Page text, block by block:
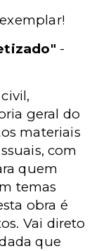
-
geral do
materiais
com
quem
temas
obra é
Vai direto
que